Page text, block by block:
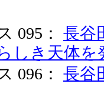
095： 長谷
しき天体を
096： 長谷